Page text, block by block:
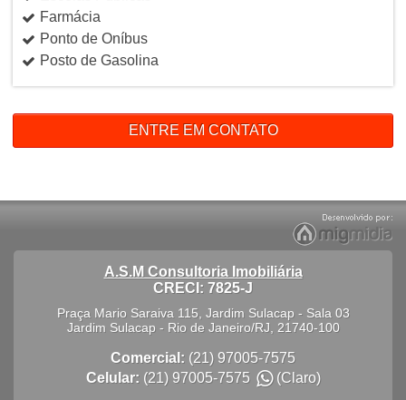
Farmácia
Ponto de Oníbus
Posto de Gasolina
ENTRE EM CONTATO
A.S.M Consultoria Imobiliária
CRECI: 7825-J
Praça Mario Saraiva 115, Jardim Sulacap - Sala 03
Jardim Sulacap- Rio de Janeiro/RJ, 21740-100
Comercial: (21) 97005-7575
Celular: (21) 97005-7575 (Claro)